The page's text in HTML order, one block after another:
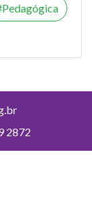
Pedagógica
2872